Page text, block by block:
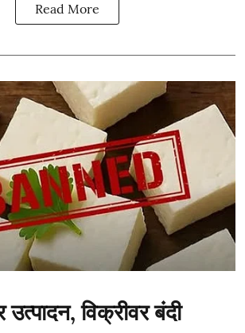
Read More
उत्पादन, विक्रीवर बंदी